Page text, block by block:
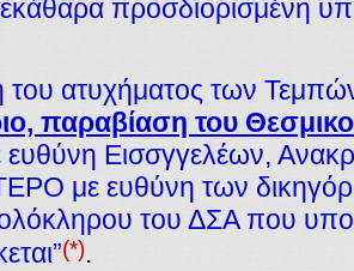
προσδιορισμένη
του ατυχήματος των
παραβίαση του
ευθύνη Εισσγγελέων,
με ευθύνη των
του ΔΣΑ που
(*).